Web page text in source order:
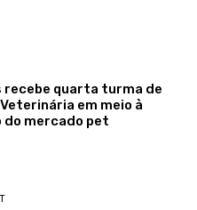
quarta turma de
em meio à
do mercado pet